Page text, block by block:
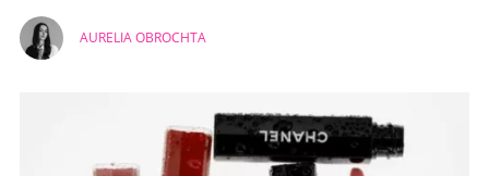
AURELIA OBROCHTA